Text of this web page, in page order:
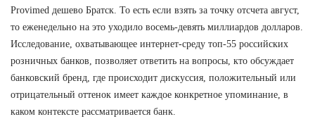
Provimed дешево Братск. То есть если взять за точку отсчета август,
то еженедельно на это уходило восемь-девять миллиардов долларов.
Исследование, охватывающее интернет-среду топ-55 российских
розничных банков, позволяет ответить на вопросы, кто обсуждает
банковский бренд, где происходит дискуссия, положительный или
отрицательный оттенок имеет каждое конкретное упоминание, в
каком контексте рассматривается банк.